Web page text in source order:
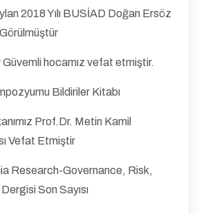
2018 Yılı BUSİAD Doğan Ersöz
hocamız vefat etmiştir.
Bildiriler Kitabı
Prof.Dr. Metin Kamil
Vefat Etmiştir
Research-Governance, Risk,
Son Sayısı